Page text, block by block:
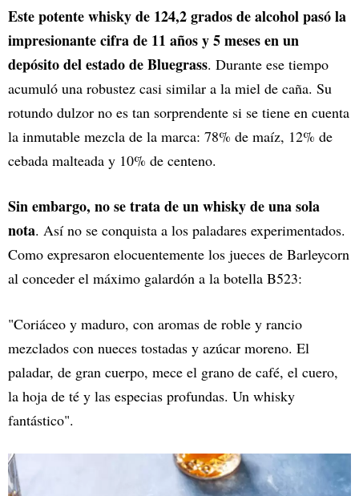
Este potente whisky de 124,2 grados de alcohol pasó la
impresionante cifra de 11 años y 5 meses en un
depósito del estado de Bluegrass. Durante ese tiempo
acumuló una robustez casi similar a la miel de caña. Su
rotundo dulzor no es tan sorprendente si se tiene en cuenta
la inmutable mezcla de la marca: 78% de maíz, 12% de
cebada malteada y 10% de centeno.
Sin embargo, no se trata de un whisky de una sola
nota. Así no se conquista a los paladares experimentados.
Como expresaron elocuentemente los jueces de Barleycorn
al conceder el máximo galardón a la botella B523:
"Coriáceo y maduro, con aromas de roble y rancio
mezclados con nueces tostadas y azúcar moreno. El
paladar, de gran cuerpo, mece el grano de café, el cuero,
la hoja de té y las especias profundas. Un whisky
fantástico".